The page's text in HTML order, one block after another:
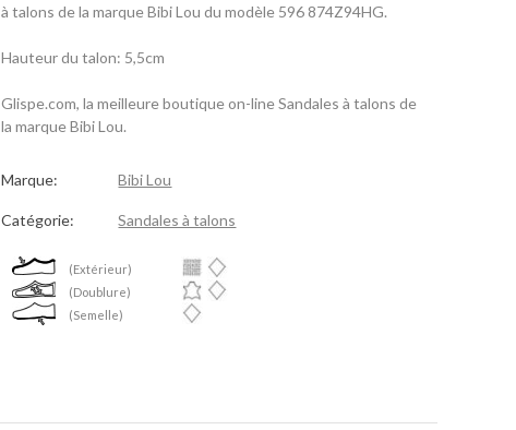
à talons de la marque Bibi Lou du modèle 596 874Z94HG.
Hauteur du talon: 5,5cm
Glispe.com, la meilleure boutique on-line Sandales à talons de
la marque Bibi Lou.
Marque: Bibi Lou
Catégorie: Sandales à talons
(Extérieur)
(Doublure)
(Semelle)